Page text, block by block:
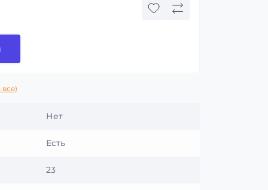
Нет
Есть
23